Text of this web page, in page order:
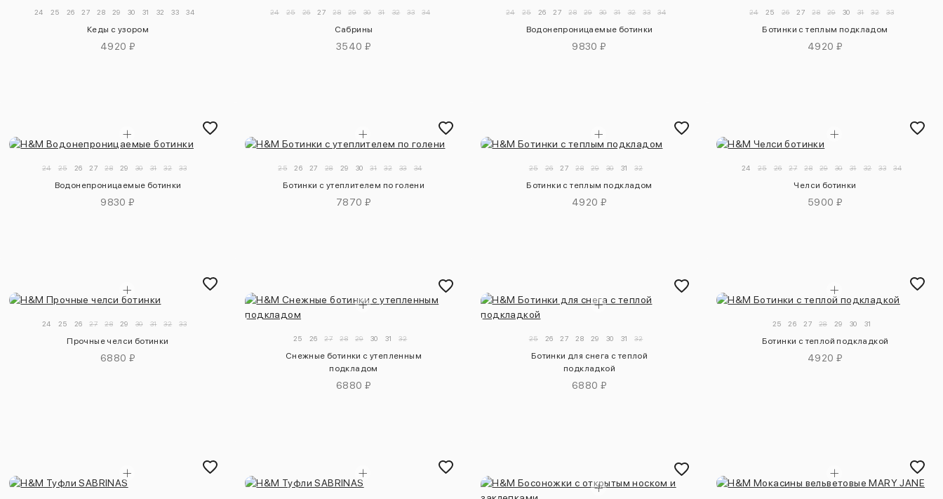
24 25 26 27 28 29 30 31 32 33 34
Кеды с узором
4920 ₽
24 25 26 27 28 29 30 31 32 33 34
Сабрины
3540 ₽
24 25 26 27 28 29 30 31 32 33 34
Водонепроницаемые ботинки
9830 ₽
24 25 26 27 28 29 30 31 32 33
Ботинки с теплым подкладом
4920 ₽
24 25 26 27 28 29 30 31 32 33
Водонепроницаемые ботинки
9830 ₽
25 26 27 28 29 30 31 32 33 34
Ботинки с утеплителем по голени
7870 ₽
25 26 27 28 29 30 31 32
Ботинки с теплым подкладом
4920 ₽
24 25 26 27 28 29 30 31 32 33 34
Челси ботинки
5900 ₽
24 25 26 27 28 29 30 31 32 33
Прочные челси ботинки
6880 ₽
25 26 27 28 29 30 31 32
Снежные ботинки с утепленным
подкладом
6880 ₽
25 26 27 28 29 30 31 32
Ботинки для снега с теплой
подкладкой
6880 ₽
25 26 27 28 29 30 31
Ботинки с теплой подкладкой
4920 ₽